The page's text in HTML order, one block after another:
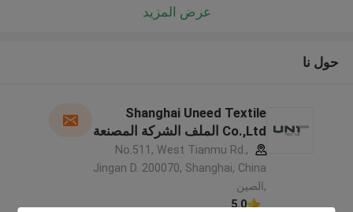
عرض المزيد
حول نا
Shanghai Uneed Textile
Co.,Ltd الملف الشركة المصنعة
No.511, West Tianmu Rd.,
Jingan D. 200070, Shanghai, China
,الصين
5.0